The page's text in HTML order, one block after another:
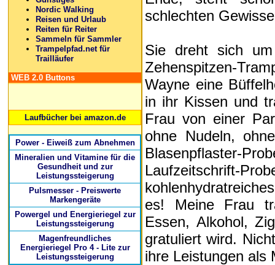
Nordic Walking
Reisen und Urlaub
Reiten für Reiter
Sammeln für Sammler
Trampelpfad.net für
Trailläufer
WEB 2.0 Buttons
Laufbücher bei amazon.de
Power - Eiweiß zum Abnehmen
Mineralien und Vitamine für die
Gesundheit und zur
Leistungssteigerung
Pulsmesser - Preiswerte
Markengeräte
Powergel und Energieriegel zur
Leistungssteigerung
Magenfreundliches
Energieriegel Pro 4 - Lite zur
Leistungssteigerung
schlechten
Sie dreht sich
Zehenspitzen-
Wayne eine
in ihr Kissen und
Frau von einer
ohne Nudeln,
Blasenpflaster-
Laufzeitschrift-
es! Meine Frau
Essen, Alkohol,
gratuliert wird.
ihre Leistungen als